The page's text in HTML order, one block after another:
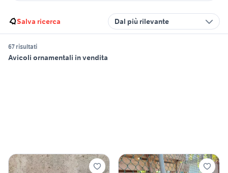
Salva ricerca Dal più rilevante
67 risultati
Avicoli ornamentali in vendita